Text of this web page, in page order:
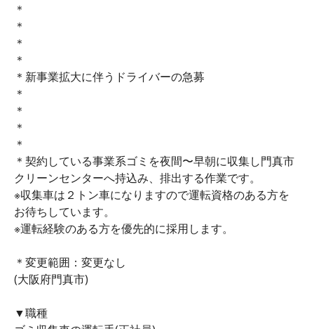
＊
＊
＊
＊
＊新事業拡大に伴うドライバーの急募
＊
＊
＊
＊
＊契約している事業系ゴミを夜間〜早朝に収集し門真市
クリーンセンターへ持込み、排出する作業です。
※収集車は２トン車になりますので運転資格のある方を
お待ちしています。
※運転経験のある方を優先的に採用します。
＊変更範囲：変更なし
(大阪府門真市)
▼職種